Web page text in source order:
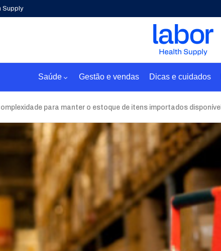
Supply
Saúde Gestão e vendas Dicas e cuidados
para manter o estoque de itens importados disponível